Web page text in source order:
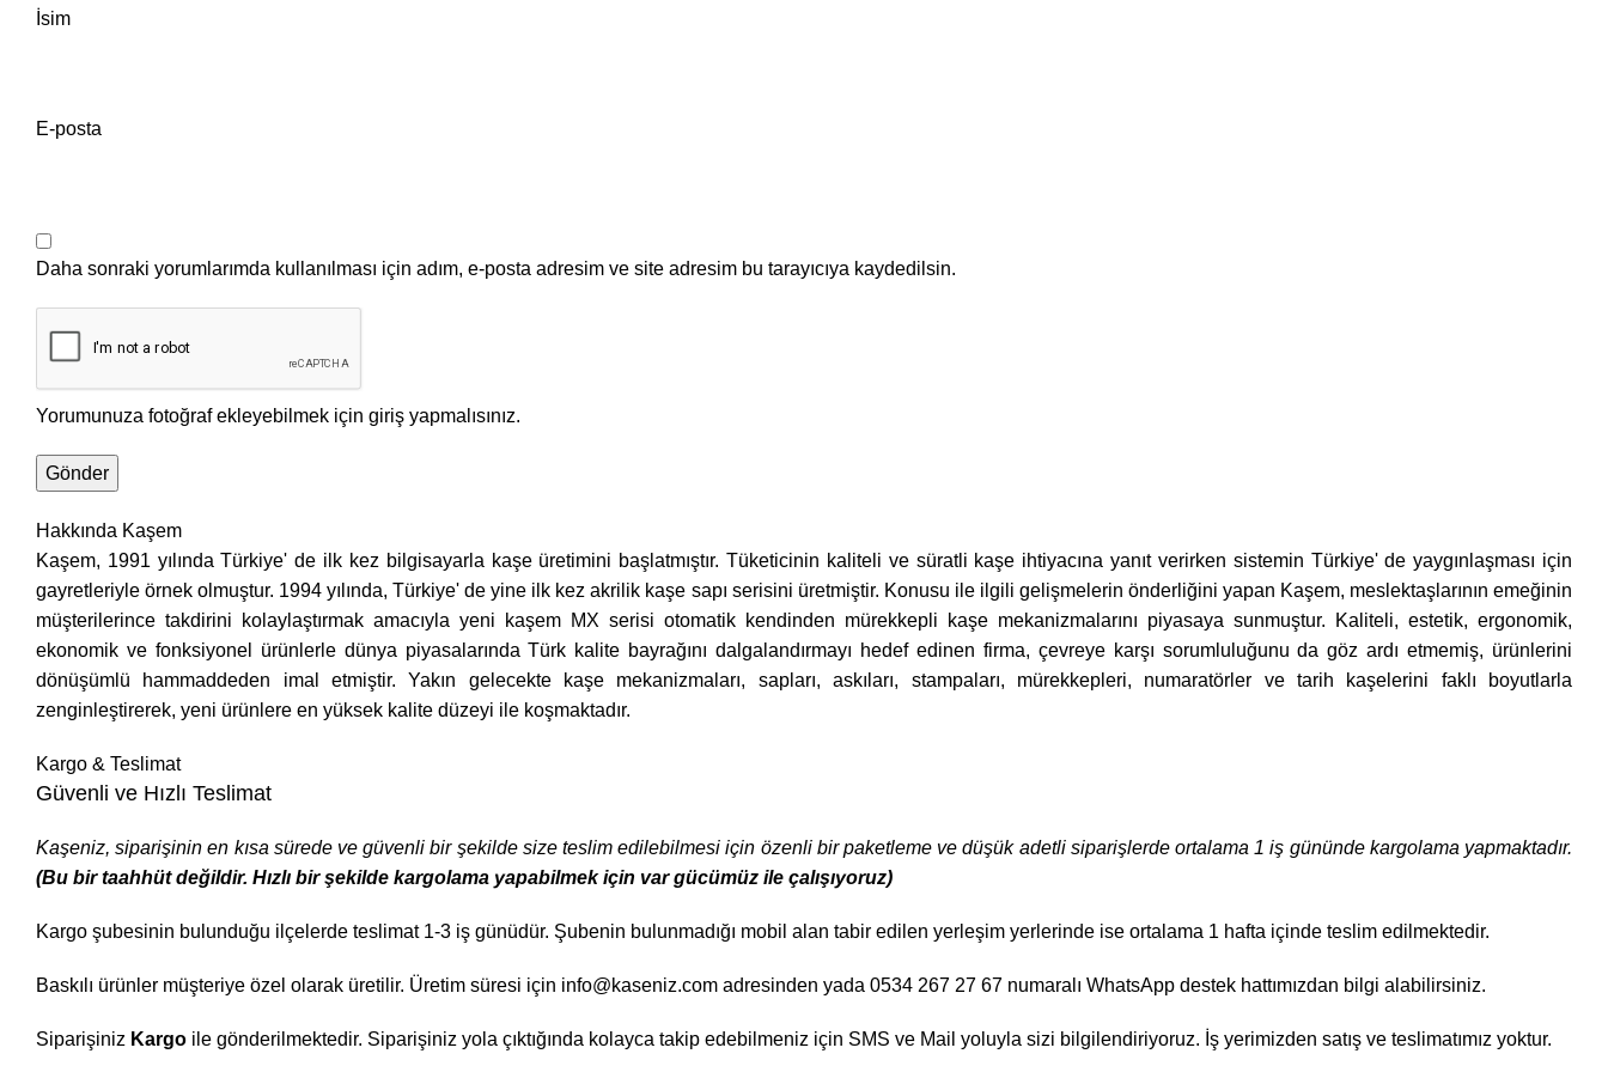
İsim
E-posta
Daha sonraki yorumlarımda kullanılması için adım, e-posta adresim ve site adresim bu tarayıcıya kaydedilsin.
Yorumunuza fotoğraf ekleyebilmek için giriş yapmalısınız.
Hakkında Kaşem
Kaşem, 1991 yılında Türkiye' de ilk kez bilgisayarla kaşe üretimini başlatmıştır. Tüketicinin kaliteli ve süratli kaşe ihtiyacına yanıt verirken sistemin Türkiye' de yaygınlaşması için
gayretleriyle örnek olmuştur. 1994 yılında, Türkiye' de yine ilk kez akrilik kaşe sapı serisini üretmiştir. Konusu ile ilgili gelişmelerin önderliğini yapan Kaşem, meslektaşlarının emeğinin
müşterilerince takdirini kolaylaştırmak amacıyla yeni kaşem MX serisi otomatik kendinden mürekkepli kaşe mekanizmalarını piyasaya sunmuştur. Kaliteli, estetik, ergonomik,
ekonomik ve fonksiyonel ürünlerle dünya piyasalarında Türk kalite bayrağını dalgalandırmayı hedef edinen firma, çevreye karşı sorumluluğunu da göz ardı etmemiş, ürünlerini
dönüşümlü hammaddeden imal etmiştir. Yakın gelecekte kaşe mekanizmaları, sapları, askıları, stampaları, mürekkepleri, numaratörler ve tarih kaşelerini faklı boyutlarla
zenginleştirerek, yeni ürünlere en yüksek kalite düzeyi ile koşmaktadır.
Kargo & Teslimat
Güvenli ve Hızlı Teslimat
Kaşeniz, siparişinin en kısa sürede ve güvenli bir şekilde size teslim edilebilmesi için özenli bir paketleme ve düşük adetli siparişlerde ortalama 1 iş gününde kargolama yapmaktadır.
(Bu bir taahhüt değildir. Hızlı bir şekilde kargolama yapabilmek için var gücümüz ile çalışıyoruz)
Kargo şubesinin bulunduğu ilçelerde teslimat 1-3 iş günüdür. Şubenin bulunmadığı mobil alan tabir edilen yerleşim yerlerinde ise ortalama 1 hafta içinde teslim edilmektedir.
Baskılı ürünler müşteriye özel olarak üretilir. Üretim süresi için info@kaseniz.com adresinden yada 0534 267 27 67 numaralı WhatsApp destek hattımızdan bilgi alabilirsiniz.
Siparişiniz Kargo ile gönderilmektedir. Siparişiniz yola çıktığında kolayca takip edebilmeniz için SMS ve Mail yoluyla sizi bilgilendiriyoruz. İş yerimizden satış ve teslimatımız yoktur.